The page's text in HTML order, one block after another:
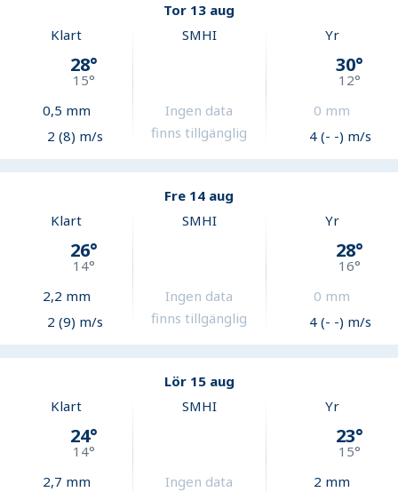
Tor 13 aug
Klart
28°
15°
0,5 mm
2 (8) m/s
SMHI
Ingen data
finns tillgänglig
Yr
30°
12°
0 mm
4 (- -) m/s
Fre 14 aug
Klart
26°
14°
2,2 mm
2 (9) m/s
SMHI
Ingen data
finns tillgänglig
Yr
28°
16°
0 mm
4 (- -) m/s
Lör 15 aug
Klart
24°
14°
2,7 mm
SMHI
Ingen data
Yr
23°
15°
2 mm